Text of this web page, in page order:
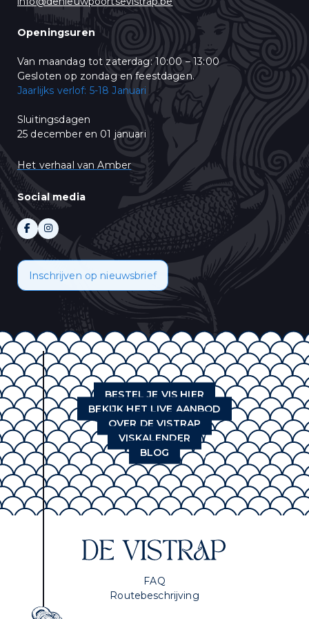
u op "Abonneren" klikt, stemt u in met het delen van uw
Openingsuren
Van maandag tot zaterdag: 10:00 – 13:00
Gesloten op zondag en feestdagen.
Jaarlijks verlof: 5-18 Januari
Sluitingsdagen
25 december en 01 januari
Het verhaal van Amber
Social media
Inschrijven op nieuwsbrief
BESTEL JE VIS HIER
BEKIJK HET LIVE AANBOD
OVER DE VISTRAP
VISKALENDER
BLOG
FAQ
Routebeschrijving